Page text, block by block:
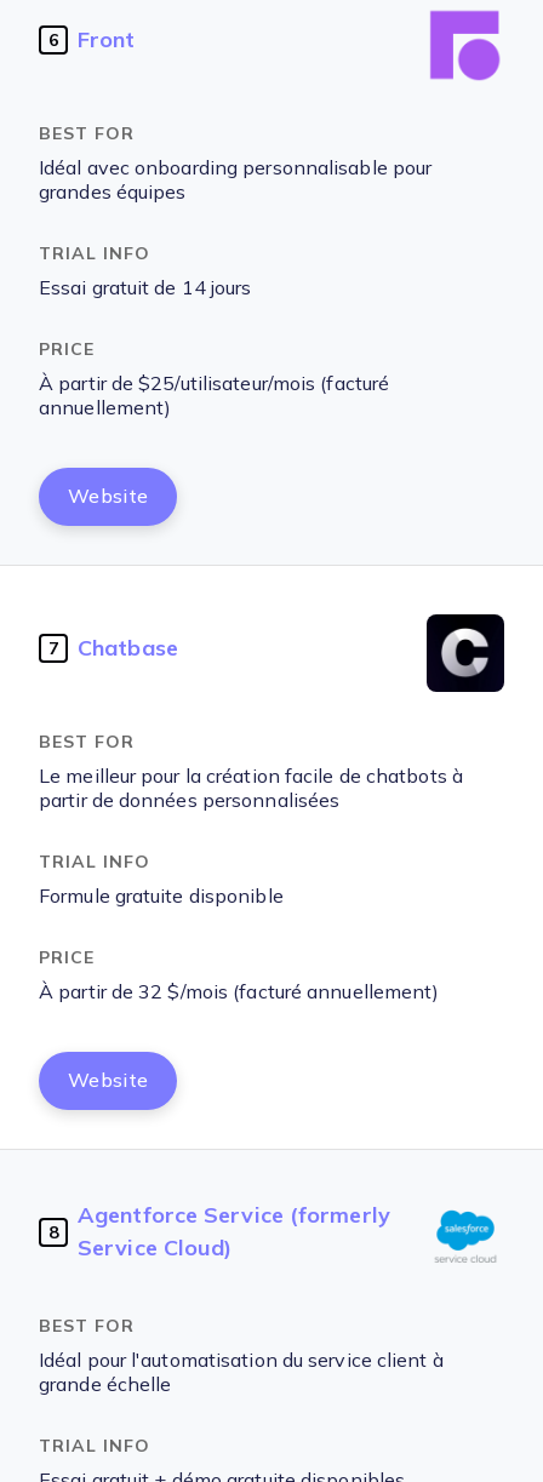
6 Front
Idéal avec onboarding personnalisable pour
grandes équipes
Essai gratuit de 14 jours
À partir de $25/utilisateur/mois (facturé
annuellement)
Website
7 Chatbase
Le meilleur pour la création facile de chatbots à
partir de données personnalisées
Formule gratuite disponible
À partir de 32 $/mois (facturé annuellement)
Website
8
Agentforce Service (formerly
Service Cloud)
Idéal pour l'automatisation du service client à
grande échelle